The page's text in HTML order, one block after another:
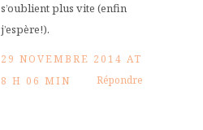
s’oublient plus vite (enfin
j’espère!).
29 NOVEMBRE 2014 AT
8 H 06 MIN
Répondre